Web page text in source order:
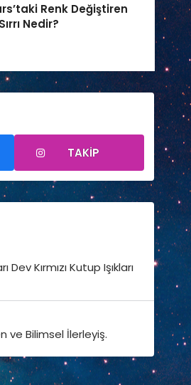
Renk Değiştiren
Nedir?
TAKIP
Dev Kırmızı Kutup Işıkları
ve Bilimsel İlerleyiş.